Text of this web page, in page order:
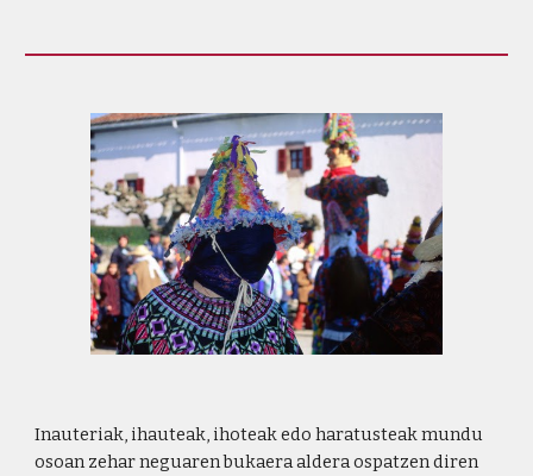
Inauteriak, ihauteak, ihoteak edo haratusteak mundu
osoan zehar neguaren bukaera aldera ospatzen diren